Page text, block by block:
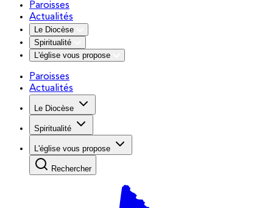
Paroisses
Actualités
Le Diocèse
Spiritualité
L'église vous propose
Paroisses
Actualités
Le Diocèse
Spiritualité
L'église vous propose
Rechercher